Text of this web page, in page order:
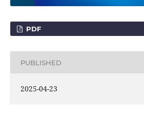
PDF
PUBLISHED
2025-04-23